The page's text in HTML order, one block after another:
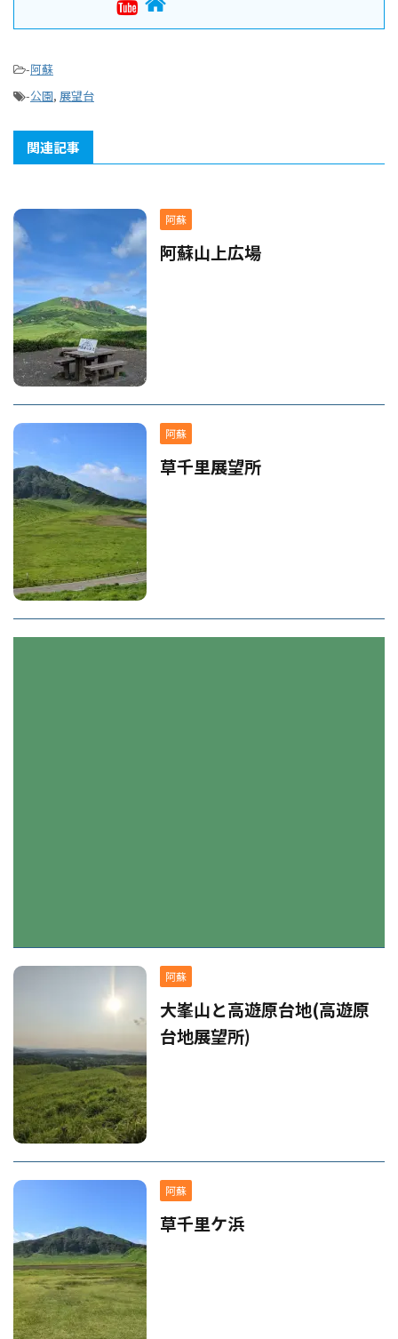
-阿蘇
-公園, 展望台
関連記事
阿蘇
阿蘇山上広場
阿蘇
草千里展望所
阿蘇
大峯山と高遊原台地(高遊原
台地展望所)
阿蘇
草千里ケ浜